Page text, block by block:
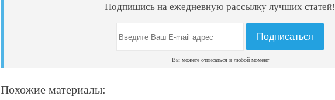
Подпишись на ежедневную рассылку лучших
Вы можете отписаться в любой момент
Похожие материалы: